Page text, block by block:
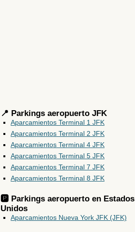
📍 Parkings aeropuerto JFK
Aparcamientos Terminal 1 JFK
Aparcamientos Terminal 2 JFK
Aparcamientos Terminal 4 JFK
Aparcamientos Terminal 5 JFK
Aparcamientos Terminal 7 JFK
Aparcamientos Terminal 8 JFK
🅿️ Parkings aeropuerto en Estados
Unidos
Aparcamientos Nueva York JFK (JFK)